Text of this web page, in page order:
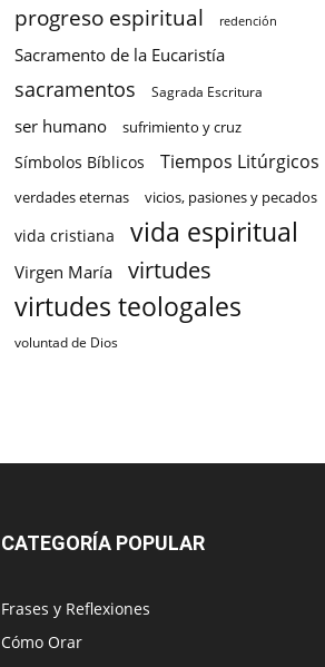
progreso espiritual redención
Sacramento de la Eucaristía
sacramentos Sagrada Escritura
ser humano sufrimiento y cruz
Símbolos Bíblicos Tiempos Litúrgicos
verdades eternas vicios, pasiones y pecados
vida cristiana vida espiritual
Virgen María virtudes
virtudes teologales
voluntad de Dios
CATEGORÍA POPULAR
Frases y Reflexiones
Cómo Orar